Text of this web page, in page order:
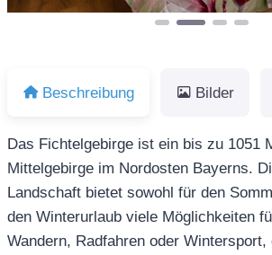
Beschreibung Bilder
Das Fichtelgebirge ist ein bis zu 1051
Mittelgebirge im Nordosten Bayerns.
Landschaft bietet sowohl für den
den Winterurlaub viele Möglichkeiten
Wandern, Radfahren oder